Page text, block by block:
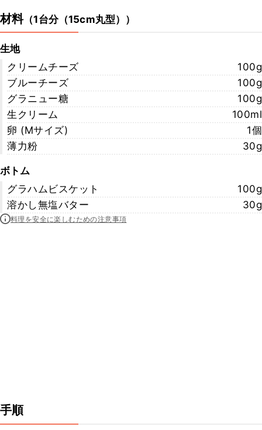
材料（1台分（15cm丸型） ）
生地
クリームチーズ
100g
ブルーチーズ
100g
グラニュー糖
100g
生クリーム
100ml
卵 (Mサイズ)
1個
薄力粉
30g
ボトム
グラハムビスケット
100g
溶かし無塩バター
30g
料理を安全に楽しむための注意事項
手順